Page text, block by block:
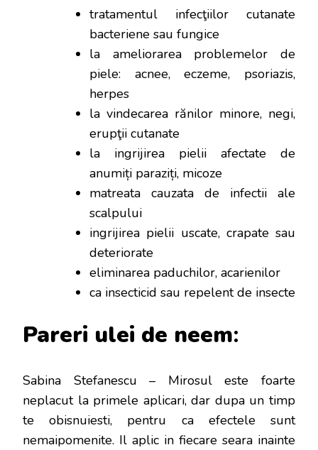
tratamentul infecţiilor cutanate
bacteriene sau fungice
la ameliorarea problemelor de
piele: acnee, eczeme, psoriazis,
herpes
la vindecarea rănilor minore, negi,
erupţii cutanate
la ingrijirea pielii afectate de
anumiți paraziți, micoze
matreata cauzata de infectii ale
scalpului
ingrijirea pielii uscate, crapate sau
deteriorate
eliminarea paduchilor, acarienilor
ca insecticid sau repelent de insecte
Pareri ulei de neem:
Sabina Stefanescu – Mirosul este foarte
neplacut la primele aplicari, dar dupa un timp
te obisnuiesti, pentru ca efectele sunt
nemaipomenite. Il aplic in fiecare seara inainte